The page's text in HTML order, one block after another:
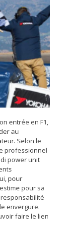
entrée en F1,
au
Selon le
professionnel
power unit
pour
pour sa
envergure.
faire le lien